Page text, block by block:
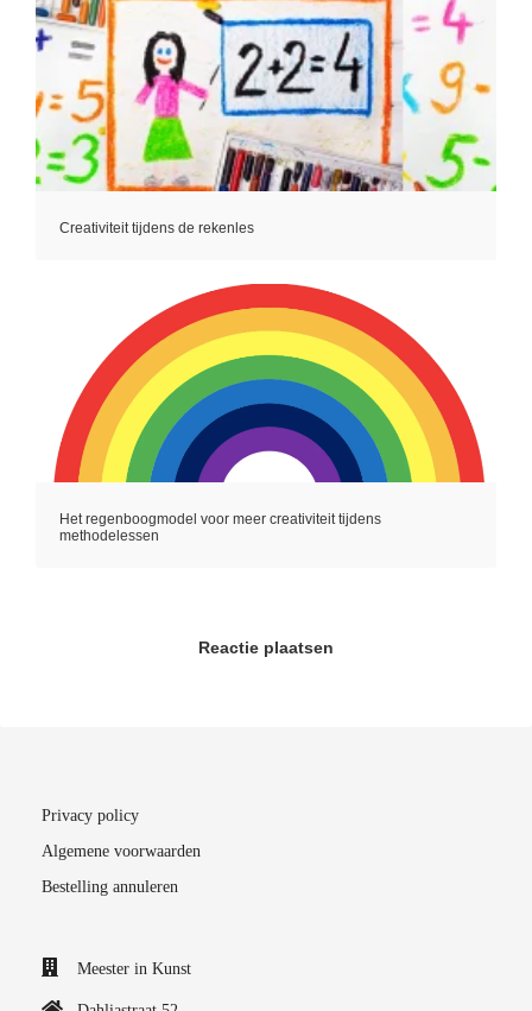
Creativiteit tijdens de rekenles
Het regenboogmodel voor meer creativiteit tijdens
methodelessen
Reactie plaatsen
Privacy policy
Algemene voorwaarden
Bestelling annuleren
Meester in Kunst